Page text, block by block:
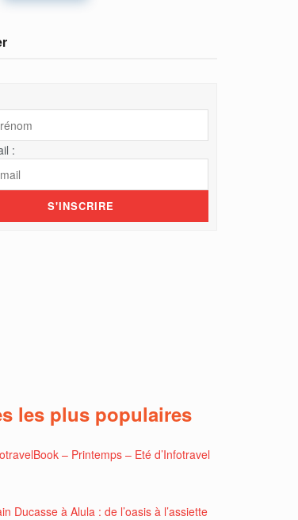
:
les plus populaires
– Printemps – Eté d’Infotravel
Ducasse à Alula : de l’oasis à l’assiette